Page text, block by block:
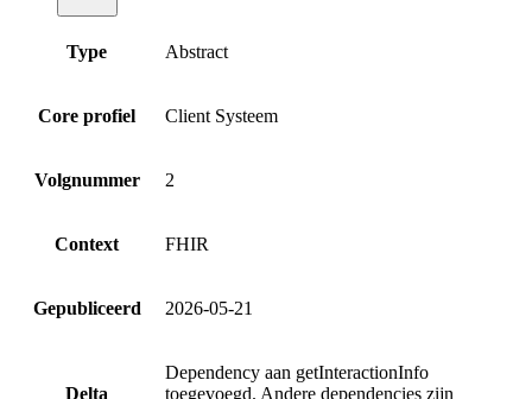
Type Abstract
Core profiel Client Systeem
Volgnummer 2
Context FHIR
Gepubliceerd 2026-05-21
Delta
Dependency aan getInteractionInfo
toegevoegd. Andere dependencies zijn